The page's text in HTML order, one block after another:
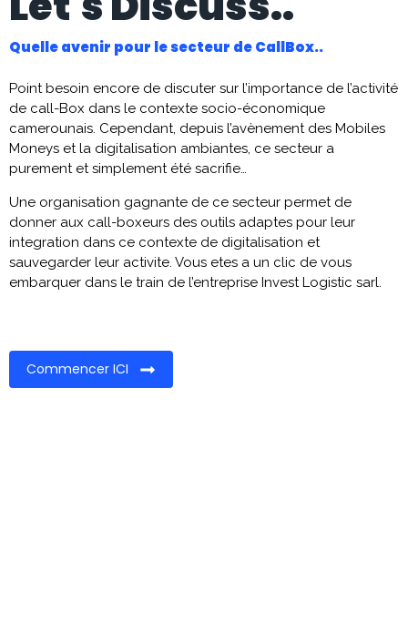
Quelle avenir pour le secteur de CallBox..
Point besoin encore de discuter sur l’importance de l’activité
de call-Box dans le contexte socio-économique
camerounais. Cependant, depuis l’avènement des Mobiles
Moneys et la digitalisation ambiantes, ce secteur a
purement et simplement été sacrifie…
Une organisation gagnante de ce secteur permet de
donner aux call-boxeurs des outils adaptes pour leur
integration dans ce contexte de digitalisation et
sauvegarder leur activite. Vous etes a un clic de vous
embarquer dans le train de l’entreprise Invest Logistic sarl.
Commencer ICI